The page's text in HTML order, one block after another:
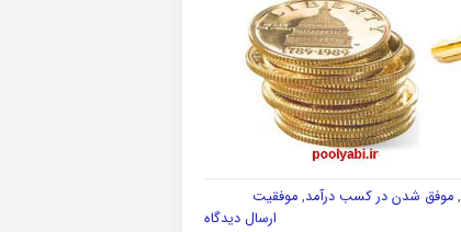
,موفق شدن در کسب درآمد,موفقیت
ارسال دیدگاه